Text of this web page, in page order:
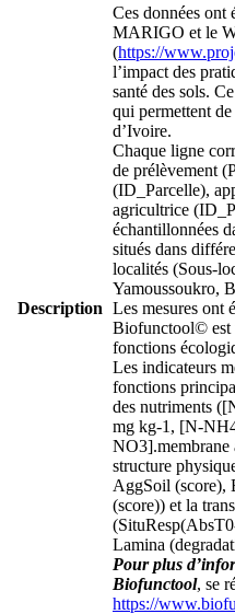
Description
Ces données ont
MARIGO et le
(https://
l’impact des
santé des sols.
qui permettent
d’Ivoire.
Chaque ligne
de prélèvement
(ID_Parcelle),
agricultrice
échantillonnées
situés dans
localités (Sous-
Yamoussoukro,
Les mesures ont
Biofunctool© est
fonctions
Les indicateurs
fonctions
des nutriments
mg kg-1, [N-
NO3].membrane
structure
AggSoil (score),
(score)) et la
Lamina
Pour plus
Biofunctool, se
https://